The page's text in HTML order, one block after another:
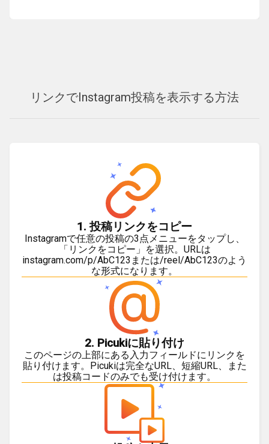
リンクでInstagram投稿を表示する方法
1. 投稿リンクをコピー
Instagramで任意の投稿の3点メニューをタップし、
「リンクをコピー」を選択。URLは
instagram.com/p/AbC123または/reel/AbC123のよう
な形式になります。
2. Picukiに貼り付け
このページの上部にある入力フィールドにリンクを
貼り付けます。Picukiは完全なURL、短縮URL、また
は投稿コードのみでも受け付けます。